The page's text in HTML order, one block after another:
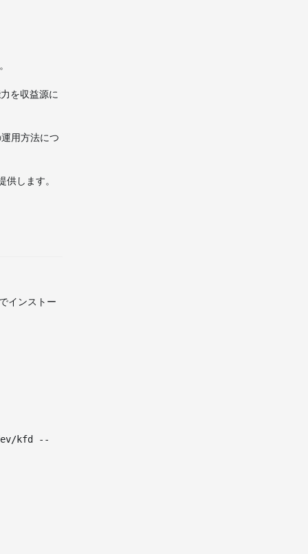
を収益源に
用方法につ
します。
インストー
kfd --